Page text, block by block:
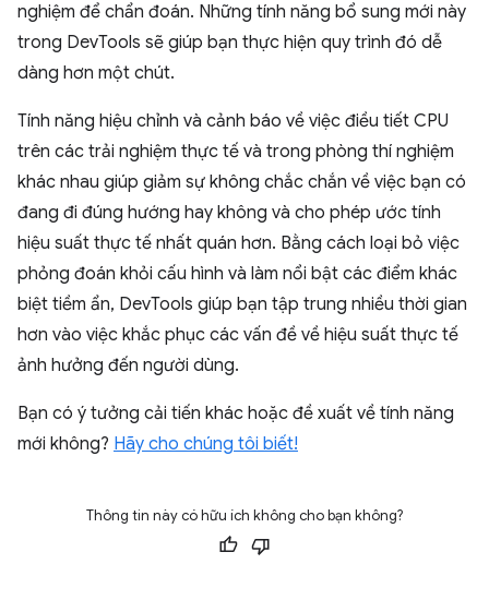
nghiệm để chẩn đoán. Những tính năng bổ sung mới này
trong DevTools sẽ giúp bạn thực hiện quy trình đó dễ
dàng hơn một chút.
Tính năng hiệu chỉnh và cảnh báo về việc điều tiết CPU
trên các trải nghiệm thực tế và trong phòng thí nghiệm
khác nhau giúp giảm sự không chắc chắn về việc bạn có
đang đi đúng hướng hay không và cho phép ước tính
hiệu suất thực tế nhất quán hơn. Bằng cách loại bỏ việc
phỏng đoán khỏi cấu hình và làm nổi bật các điểm khác
biệt tiềm ẩn, DevTools giúp bạn tập trung nhiều thời gian
hơn vào việc khắc phục các vấn đề về hiệu suất thực tế
ảnh hưởng đến người dùng.
Bạn có ý tưởng cải tiến khác hoặc đề xuất về tính năng
mới không? Hãy cho chúng tôi biết!
Thông tin này có hữu ích không cho bạn không?